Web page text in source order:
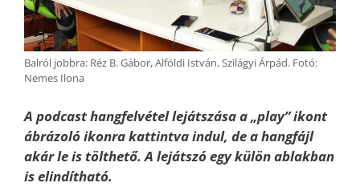
Balról jobbra: Réz B. Gábor, Alföldi István, Szilágyi Árpád. Fotó:
Nemes Ilona
A podcast hangfelvétel lejátszása a „play” ikont
ábrázoló ikonra kattintva indul, de a hangfájl
akár le is tölthető. A lejátszó egy külön ablakban
is elindítható.